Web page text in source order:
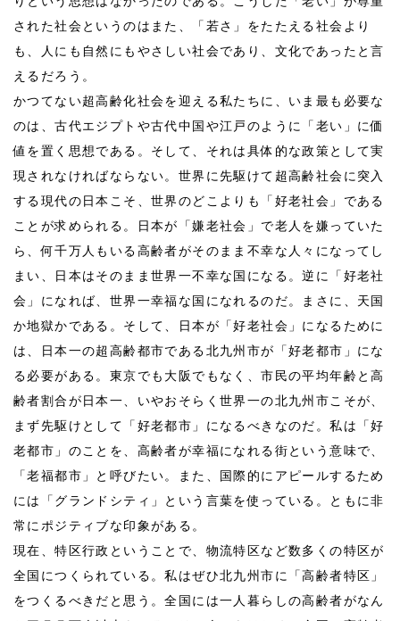
された社会というのはまた、「若さ」をたたえる社会より
も、人にも自然にもやさしい社会であり、文化であったと言
えるだろう。
かつてない超高齢化社会を迎える私たちに、いま最も必要な
のは、古代エジプトや古代中国や江戸のように「老い」に価
値を置く思想である。そして、それは具体的な政策として実
現されなければならない。世界に先駆けて超高齢社会に突入
する現代の日本こそ、世界のどこよりも「好老社会」である
ことが求められる。日本が「嫌老社会」で老人を嫌っていた
ら、何千万人もいる高齢者がそのまま不幸な人々になってし
まい、日本はそのまま世界一不幸な国になる。逆に「好老社
会」になれば、世界一幸福な国になれるのだ。まさに、天国
か地獄かである。そして、日本が「好老社会」になるために
は、日本一の超高齢都市である北九州市が「好老都市」にな
る必要がある。東京でも大阪でもなく、市民の平均年齢と高
齢者割合が日本一、いやおそらく世界一の北九州市こそが、
まず先駆けとして「好老都市」になるべきなのだ。私は「好
老都市」のことを、高齢者が幸福になれる街という意味で、
「老福都市」と呼びたい。また、国際的にアピールするため
には「グランドシティ」という言葉を使っている。ともに非
常にポジティブな印象がある。
現在、特区行政ということで、物流特区など数多くの特区が
全国につくられている。私はぜひ北九州市に「高齢者特区」
をつくるべきだと思う。全国には一人暮らしの高齢者がなん